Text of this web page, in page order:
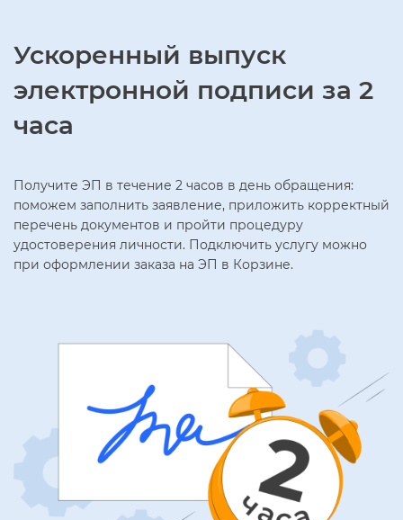
Ускоренный выпуск
электронной подписи за 2
часа
Получите ЭП в течение 2 часов в день обращения:
поможем заполнить заявление, приложить корректный
перечень документов и пройти процедуру
удостоверения личности. Подключить услугу можно
при оформлении заказа на ЭП в Корзине.